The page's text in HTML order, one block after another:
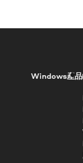
Windows產品